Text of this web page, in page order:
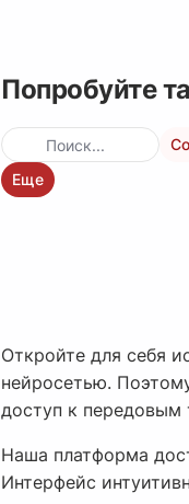
Попробуйте
Еще
Откройте для себя
нейросетью.
доступ к передовым
Наша платформа
Интерфейс